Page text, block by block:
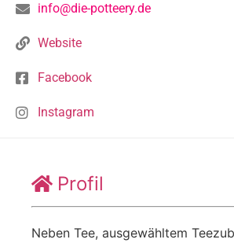
Profil
Neben Tee, ausgewähltem
info@die-potteery.de
Website
Facebook
Instagram